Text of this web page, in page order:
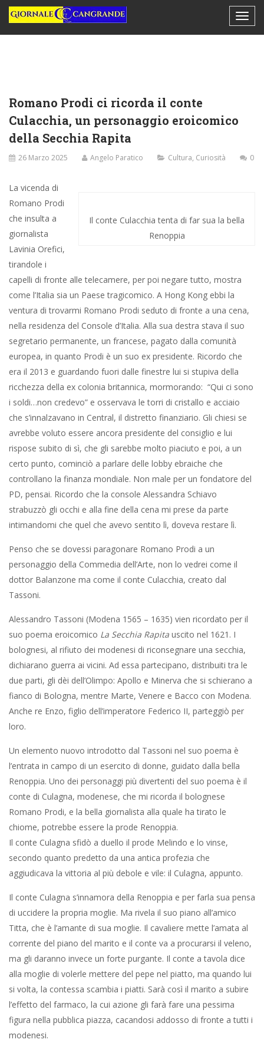
Romano Prodi ci ricorda il conte
Culacchia, un personaggio eroicomico
della Secchia Rapita
26 Marzo 2025 Angelo Paratico Cultura, Curiosità 0
Il conte Culacchia tenta di far sua la bella
Renoppia
La vicenda di
Romano Prodi
che insulta a
giornalista
Lavinia Orefici,
tirandole i
capelli di fronte alle telecamere, per poi negare tutto, mostra
come l’Italia sia un Paese tragicomico. A Hong Kong ebbi la
ventura di trovarmi Romano Prodi seduto di fronte a una cena,
nella residenza del Console d’Italia. Alla sua destra stava il suo
segretario permanente, un francese, pagato dalla comunità
europea, in quanto Prodi è un suo ex presidente. Ricordo che
era il 2013 e guardando fuori dalle finestre lui si stupiva della
ricchezza della ex colonia britannica, mormorando: “Qui ci sono
i soldi…non credevo” e osservava le torri di cristallo e acciaio
che s’innalzavano in Central, il distretto finanziario. Gli chiesi se
avrebbe voluto essere ancora presidente del consiglio e lui
rispose subito di sì, che gli sarebbe molto piaciuto e poi, a un
certo punto, cominciò a parlare delle lobby ebraiche che
controllano la finanza mondiale. Non male per un fondatore del
PD, pensai. Ricordo che la console Alessandra Schiavo
strabuzzò gli occhi e alla fine della cena mi prese da parte
intimandomi che quel che avevo sentito lì, doveva restare lì.
Penso che se dovessi paragonare Romano Prodi a un
personaggio della Commedia dell’Arte, non lo vedrei come il
dottor Balanzone ma come il conte Culacchia, creato dal
Tassoni.
Alessandro Tassoni (Modena 1565 – 1635) vien ricordato per il
suo poema eroicomico La Secchia Rapita uscito nel 1621. I
bolognesi, al rifiuto dei modenesi di riconsegnare una secchia,
dichiarano guerra ai vicini. Ad essa partecipano, distribuiti tra le
due parti, gli dèi dell’Olimpo: Apollo e Minerva che si schierano a
fianco di Bologna, mentre Marte, Venere e Bacco con Modena.
Anche re Enzo, figlio dell’imperatore Federico II, parteggiò per
loro.
Un elemento nuovo introdotto dal Tassoni nel suo poema è
l’entrata in campo di un esercito di donne, guidato dalla bella
Renoppia. Uno dei personaggi più divertenti del suo poema è il
conte di Culagna, modenese, che mi ricorda il bolognese
Romano Prodi, e la bella giornalista alla quale ha tirato le
chiome, potrebbe essere la prode Renoppia.
Il conte Culagna sfidò a duello il prode Melindo e lo vinse,
secondo quanto predetto da una antica profezia che
aggiudicava la vittoria al più debole e vile: il Culagna, appunto.
Il conte Culagna s’innamora della Renoppia e per farla sua pensa
di uccidere la propria moglie. Ma rivela il suo piano all’amico
Titta, che è l’amante di sua moglie. Il cavaliere mette l’amata al
corrente del piano del marito e il conte va a procurarsi il veleno,
ma gli daranno invece un forte purgante. Il conte a tavola dice
alla moglie di volerle mettere del pepe nel piatto, ma quando lui
si volta, la contessa scambia i piatti. Sarà così il marito a subire
l’effetto del farmaco, la cui azione gli farà fare una pessima
figura nella pubblica piazza, cacandosi addosso di fronte a tutti i
modenesi.